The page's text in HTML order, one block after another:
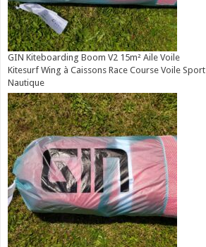
GIN Kiteboarding Boom V2 15m² Aile Voile
Kitesurf Wing à Caissons Race Course Voile Sport
Nautique